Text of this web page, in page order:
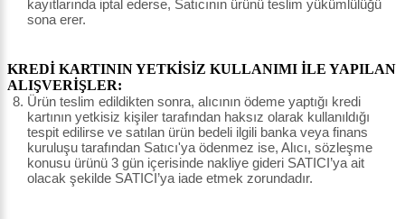
kayıtlarında iptal ederse, Satıcının ürünü teslim yükümlülüğü
sona erer.
KREDİ KARTININ YETKİSİZ KULLANIMI İLE YAPILAN
ALIŞVERİŞLER:
Ürün teslim edildikten sonra, alıcının ödeme yaptığı kredi
kartının yetkisiz kişiler tarafından haksız olarak kullanıldığı
tespit edilirse ve satılan ürün bedeli ilgili banka veya finans
kuruluşu tarafından Satıcı'ya ödenmez ise, Alıcı, sözleşme
konusu ürünü 3 gün içerisinde nakliye gideri SATICI’ya ait
olacak şekilde SATICI’ya iade etmek zorundadır.